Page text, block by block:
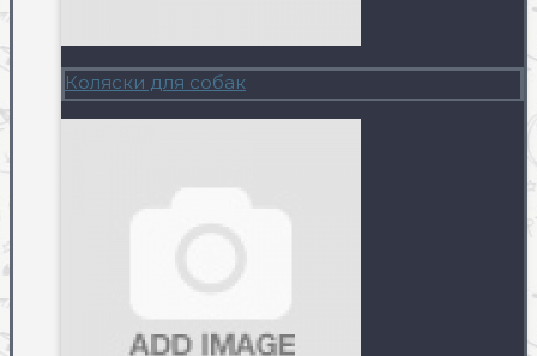
Коляски для собак